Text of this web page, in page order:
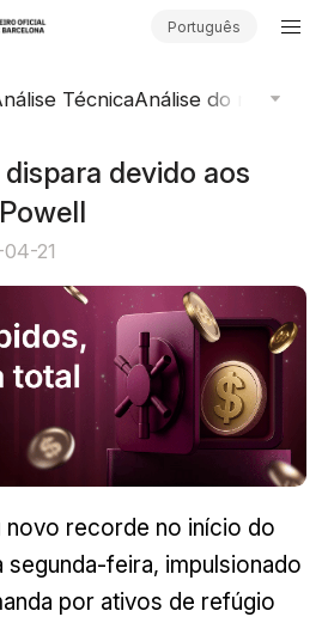
Português
TécnicaAnálise do mercado
devido aos
21
novo recorde no início do
segunda-feira, impulsionado
por ativos de refúgio